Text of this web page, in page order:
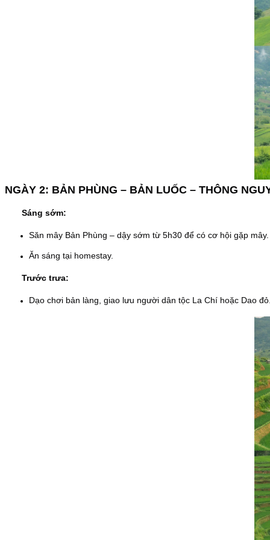
NGÀY 2: BẢN PHÙNG – BẢN LUỐC – THÔNG
Sáng sớm:
Săn mây Bản Phùng – dậy sớm từ 5h30 để có cơ hội gặp mây.
Ăn sáng tại homestay.
Trước trưa:
Dạo chơi bản làng, giao lưu người dân tộc La Chí hoặc Dao